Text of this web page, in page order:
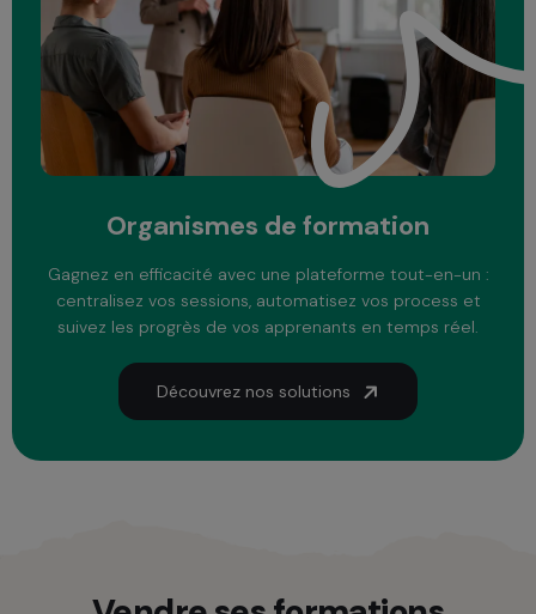
Organismes de formation
Gagnez en efficacité avec une plateforme tout-en-un :
centralisez vos sessions, automatisez vos process et
suivez les progrès de vos apprenants en temps réel.
Découvrez nos solutions